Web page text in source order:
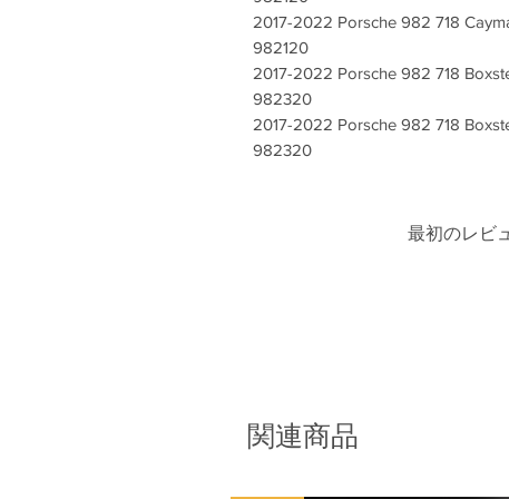
2017-2022 Porsche 982 718
982120
2017-2022 Porsche 982 718
982320
2017-2022 Porsche 982 718
982320
最初のレビ
関連商品